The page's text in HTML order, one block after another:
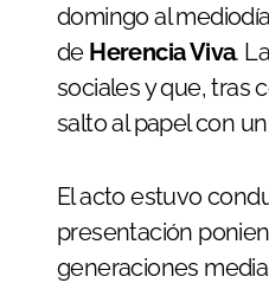
domingo al
de Herencia Viva.
sociales y que, tras
salto al papel con
El acto estuvo
presentación
generaciones